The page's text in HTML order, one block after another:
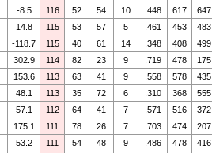
-8.5 116 52 54 10 .448 617 647
14.8 115 53 57 5 .461 453 483
-118.7 115 40 61 14 .348 408 499
302.9 114 82 23 9 .719 478 175
153.6 113 63 41 9 .558 578 435
48.1 113 35 72 6 .310 368 555
57.1 112 64 41 7 .571 516 372
175.1 111 78 26 7 .703 474 207
53.2 111 54 48 9 .486 478 416